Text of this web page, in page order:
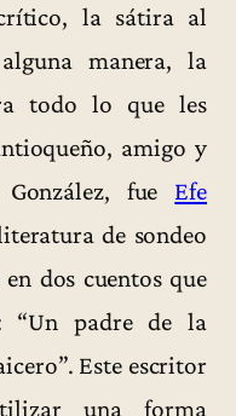
la sátira al
manera, la
todo lo que les
amigo y
fue Efe
de sondeo
dos cuentos que
“Un padre de la
Este escritor
una forma